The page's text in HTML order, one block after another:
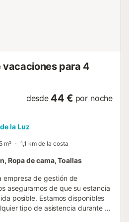
para 4
desde 44 € por noche
la Luz
m² 1,1 km de la costa
Ropa de cama, Toallas
empresa de gestión de
asegurarnos de que su estancia
posible. Estamos disponibles
tipo de asistencia durante su